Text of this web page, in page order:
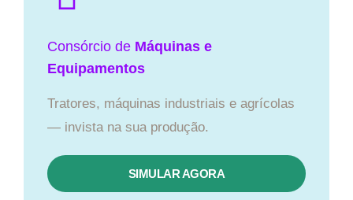
Consórcio de Máquinas e
Equipamentos
Tratores, máquinas industriais e agrícolas
— invista na sua produção.
SIMULAR AGORA